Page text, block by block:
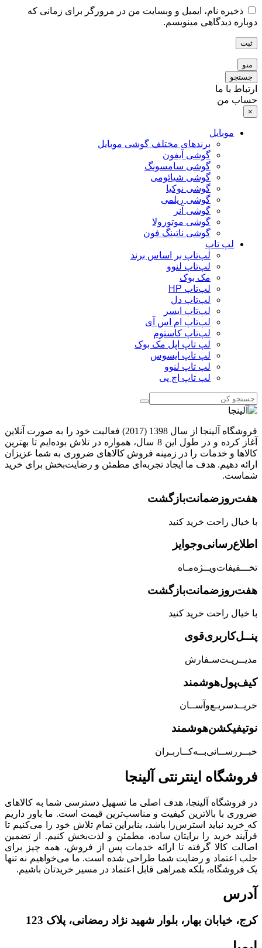
ذخیره نام، ایمیل و وبسایت من در مرورگر برای زمانی که
دوباره دیدگاهی مینویسم.
ثبت
منو
جستجو
ارتباط با ما
حساب من
×
موبایل
برندهای مختلف گوشی موبایل
گوشی آیفون
گوشی سامسونگ
گوشی شیائومی
گوشی نوکیا
گوشی ریلمی
گوشی آنر
گوشی موتورولا
گوشی ناتینگ فون
لپ تاپ
لپ‌تاپ بر اساس برند
لپ‌تاپ لنوو
مک بوک
لپ‌تاپ HP
لپ‌تاپ دل
لپ‌تاپ ایسر
لپ‌تاپ ام اس آی
لپ‌تاپ کاستوم
لپ تاپ اپل مک بوک
لپ تاپ ایسوس
لپ تاپ لنوو
لپ تاپ اچ پی
فروشگاه آلینجا از سال 1398 (2017) فعالیت خود را به صورت آنلاین
آغاز کرده و در طول این 8 سال، همواره در تلاش بوده‌ایم تا بهترین
کالاها و خدمات را در زمینه فروش کالاهای ضروری به شما عزیزان
ارائه دهیم. هدف ما ایجاد تجربه‌ای مطمئن و رضایت‌بخش برای خرید
شماست.
هفت‌روز‌ضمانت‌بازگشت
با خیال راحت خرید کنید
اطلاع‌رسانی‌و‌جوایز
تخـــفیفات‌ویــژه‌مـاه
هفت‌روز‌ضمانت‌بازگشت
با خیال راحت خرید کنید
پنــل‌کاربری‌قوی
مدیــریـت‌سـفارش
کیف‌پول‌هوشمند
خریــد‌سریـع‌و‌آســان
نوتیفیکشن‌هوشمند
خبــررســانی‌بــه‌کــاربـران
فروشگاه‌ اینترنتی‌ آلینجا
در فروشگاه آلینجا، هدف اصلی ما تسهیل دسترسی شما به کالاهای
ضروری با بالاترین کیفیت و مناسب‌ترین قیمت است. ما باور داریم
که خرید نباید استرس‌زا باشد، بنابراین تمام تلاش خود را می‌کنیم تا
فرآیند خرید را برایتان ساده، مطمئن و لذت‌بخش کنیم. از تضمین
اصالت کالا گرفته تا ارائه خدمات پس از فروش، همه چیز برای
جلب اعتماد و رضایت شما طراحی شده است. ما می‌خواهیم نه تنها
یک فروشگاه، بلکه همراهی قابل اعتماد در مسیر خریدتان باشیم.
آدرس
کرج، خیابان بهار، بلوار شهید نژاد رمضانی، پلاک 123